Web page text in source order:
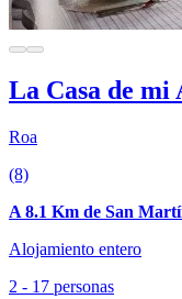
La Casa de mi
Roa
(8)
A 8.1 Km de San
Alojamiento entero
2 - 17 personas